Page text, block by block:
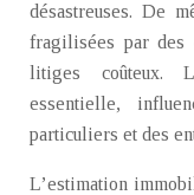
désastreuses. De
fragilisées par des
litiges coûteux.
essentielle,
particuliers et des
L’estimation